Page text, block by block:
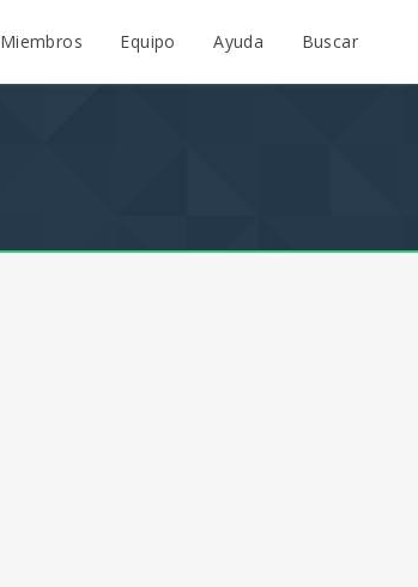
Miembros Equipo Ayuda Buscar